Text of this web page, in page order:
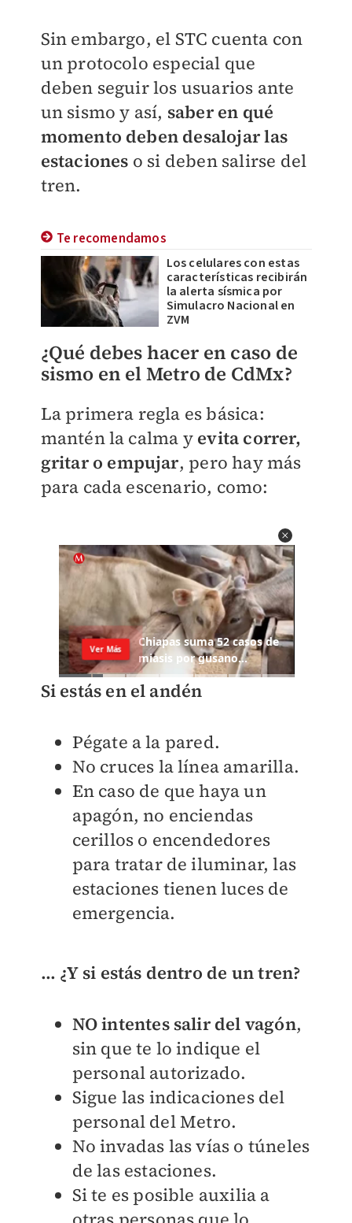
Sin embargo, el STC cuenta con
un protocolo especial que
deben seguir los usuarios ante
un sismo y así, saber en qué
momento deben desalojar las
estaciones o si deben salirse del
tren.
Te recomendamos
Los celulares con estas
características recibirán
la alerta sísmica por
Simulacro Nacional en
ZVM
¿Qué debes hacer en caso de
sismo en el Metro de CdMx?
La primera regla es básica:
mantén la calma y evita correr,
gritar o empujar, pero hay más
para cada escenario, como:
Si estás en el andén
Pégate a la pared.
No cruces la línea amarilla.
En caso de que haya un
apagón, no enciendas
cerillos o encendedores
para tratar de iluminar, las
estaciones tienen luces de
emergencia.
... ¿Y si estás dentro de un tren?
NO intentes salir del vagón,
sin que te lo indique el
personal autorizado.
Sigue las indicaciones del
personal del Metro.
No invadas las vías o túneles
de las estaciones.
Si te es posible auxilia a